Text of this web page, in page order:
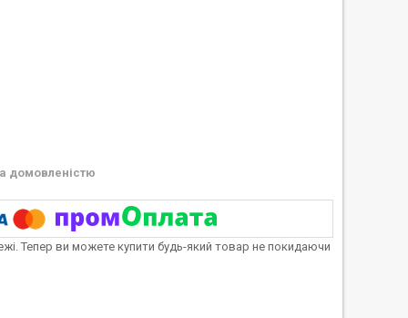
домовленістю
Тепер ви можете купити будь-який товар не покидаючи